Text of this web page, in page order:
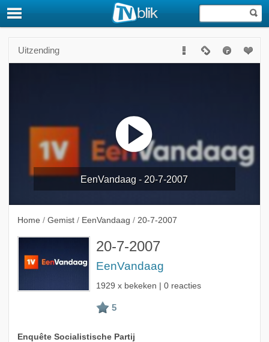
Uitzending
EenVandaag - 20-7-2007
Home / Gemist / EenVandaag / 20-7-2007
20-7-2007
EenVandaag
1929 x bekeken | 0 reacties
Enquête Socialistische Partij